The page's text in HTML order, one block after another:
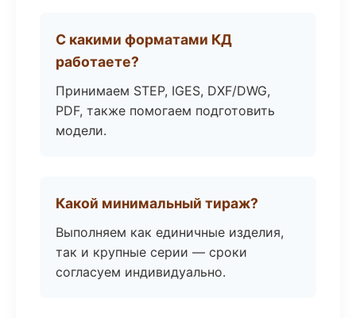
С какими форматами КД
работаете?
Принимаем STEP, IGES, DXF/DWG,
PDF, также помогаем подготовить
модели.
Какой минимальный тираж?
Выполняем как единичные изделия,
так и крупные серии — сроки
согласуем индивидуально.